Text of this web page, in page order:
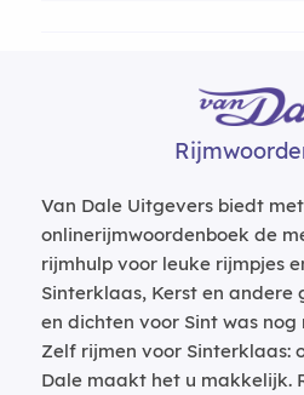
Van Dale Uitgevers biedt
onlinerijmwoordenboek de
rijmhulp voor leuke rijmpjes
Sinterklaas, Kerst en andere
en dichten voor Sint was nog
Zelf rijmen voor Sinterklaas:
Dale maakt het u makkelijk.